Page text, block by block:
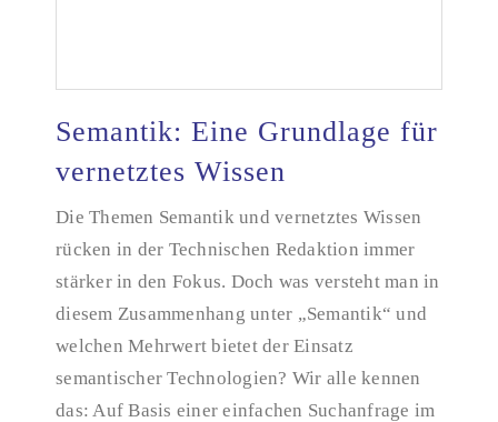
Semantik: Eine Grundlage für vernetztes Wissen
Semantik: Eine Grundlage für
vernetztes Wissen
Die Themen Semantik und vernetztes Wissen
rücken in der Technischen Redaktion immer
stärker in den Fokus. Doch was versteht man in
diesem Zusammenhang unter „Semantik“ und
welchen Mehrwert bietet der Einsatz
semantischer Technologien? Wir alle kennen
das: Auf Basis einer einfachen Suchanfrage im